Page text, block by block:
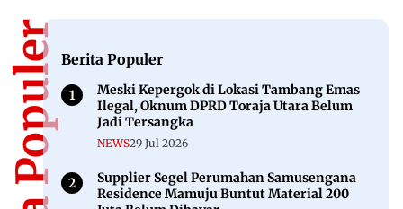
Berita Populer
Meski Kepergok di Lokasi Tambang Emas
Ilegal, Oknum DPRD Toraja Utara Belum
Jadi Tersangka
NEWS29 Jul 2026
Supplier Segel Perumahan Samusengana
Residence Mamuju Buntut Material 200